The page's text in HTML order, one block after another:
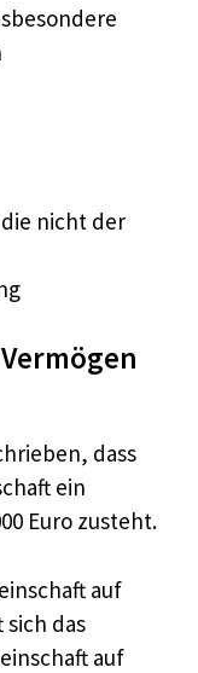
nicht der
dass
ein
Euro zusteht.
auf
das
auf